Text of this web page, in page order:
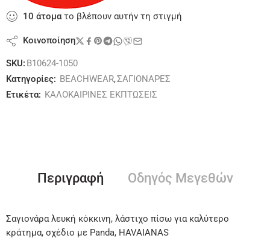
10 άτοματο βλέπουν αυτήν τη στιγμή
Κοινοποίηση
SKU: B10624-1050
Κατηγορίες: BEACHWEAR,ΣΑΓΙΟΝΑΡΕΣ
Ετικέτα: ΚΑΛΟΚΑΙΡΙΝΕΣ ΕΚΠΤΩΣΕΙΣ
Περιγραφή Οδηγός Μεγεθών
Σαγιονάρα λευκή κόκκινη, λάστιχο πίσω για καλύτερο
κράτημα, σχέδιο με Panda, HAVAIANAS